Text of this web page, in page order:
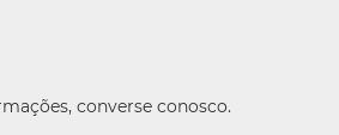
converse conosco.